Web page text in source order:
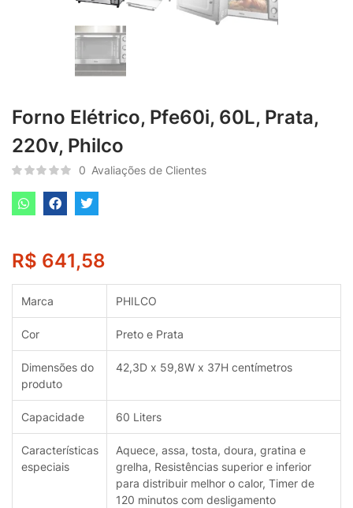
Forno Elétrico, Pfe60i, 60L, Prata,
220v, Philco
0 Avaliações de Clientes
R$ 641,58
Marca PHILCO
Cor Preto e Prata
Dimensões do
produto
42,3D x 59,8W x 37H centímetros
Capacidade 60 Liters
Características
especiais
Aquece, assa, tosta, doura, gratina e
grelha, Resistências superior e inferior
para distribuir melhor o calor, Timer de
120 minutos com desligamento